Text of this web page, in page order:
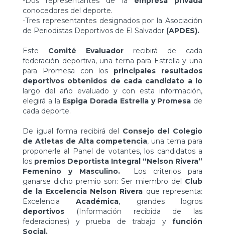
conocedores del deporte.
-Tres representantes designados por la Asociación
de Periodistas Deportivos de El Salvador (APDES).
Este Comité Evaluador recibirá de cada
federación deportiva, una terna para Estrella y una
para Promesa con los principales resultados
deportivos obtenidos de cada candidato a lo
largo del año evaluado y con esta información,
elegirá a la Espiga Dorada Estrella y Promesa de
cada deporte.
De igual forma recibirá del Consejo del Colegio
de Atletas de Alta competencia, una terna para
proponerle al Panel de votantes, los candidatos a
los premios Deportista Integral “Nelson Rivera”
Femenino y Masculino.Los criterios para
ganarse dicho premio son: Ser miembro del Club
de la Excelencia Nelson Rivera que representa:
ExcelenciaAcadémica, grandes logros
deportivos (Información recibida de las
federaciones) y prueba de trabajo y función
Social.